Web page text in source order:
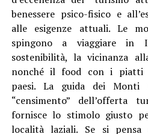
benessere psico-fisico e
alle esigenze attuali. Le
spingono a viaggiare in
sostenibilità, la vicinanza
nonché il food con i piatti
paesi. La guida dei
“censimento” dell’offerta
fornisce lo stimolo giusto
località laziali. Se si